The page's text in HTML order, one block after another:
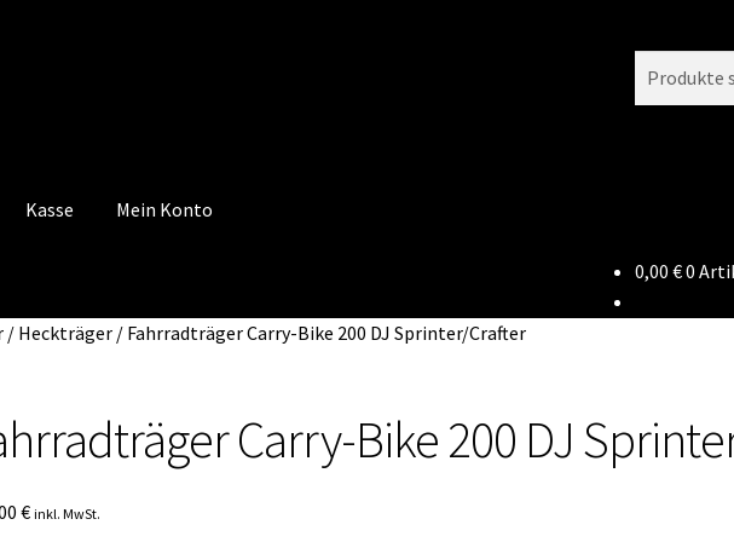
Kasse Mein Konto
0,00 €0
/ Heckträger/ Fahrradträger Carry-Bike 200 DJ Sprinter/Crafter
Carry-Bike 200 DJ
€ inkl. MwSt.